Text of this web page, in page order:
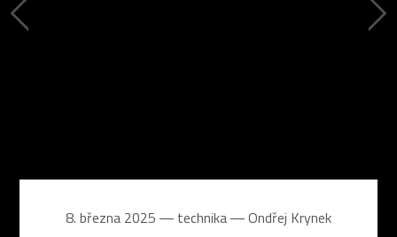
8. března 2025 ― technika ―Ondřej Krynek